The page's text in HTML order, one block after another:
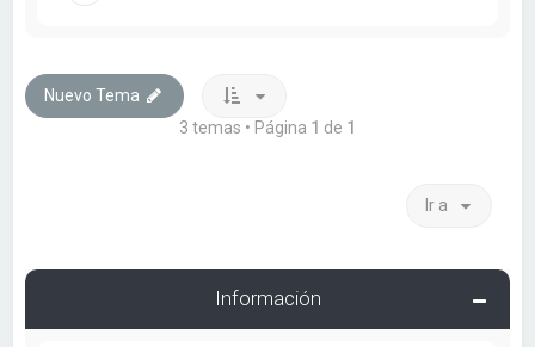
Nuevo Tema
3 temas • Página 1 de 1
Ir a
Información